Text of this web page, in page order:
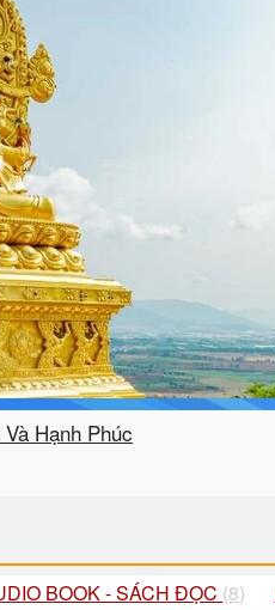
Hạnh Phúc
BOOK - SÁCH ĐỌC (8)